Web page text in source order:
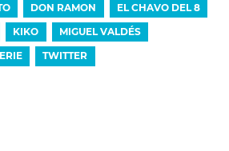
DON RAMON EL CHAVO DEL 8
KIKO MIGUEL VALDÉS
TWITTER